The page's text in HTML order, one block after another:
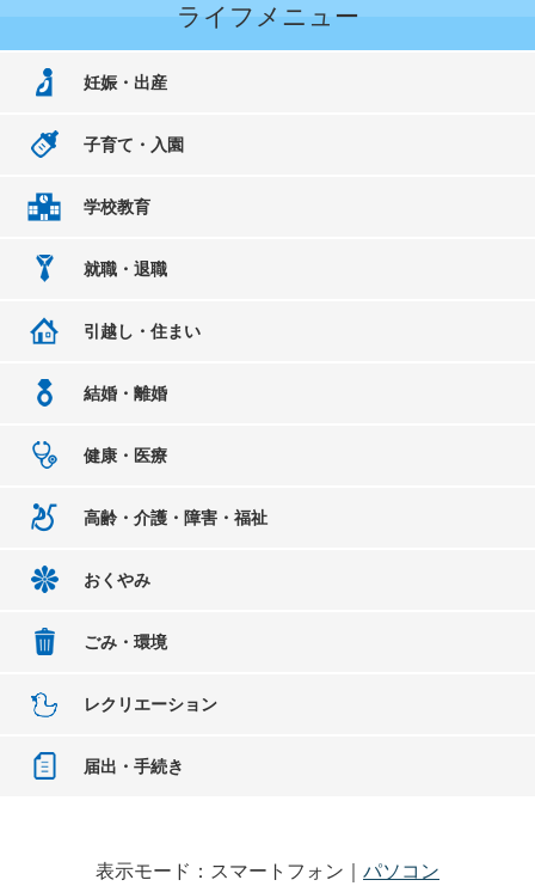
ライフメニュー
妊娠・出産
子育て・入園
学校教育
就職・退職
引越し・住まい
結婚・離婚
健康・医療
高齢・介護・障害・福祉
おくやみ
ごみ・環境
レクリエーション
届出・手続き
表示モード：スマートフォン｜ パソコン